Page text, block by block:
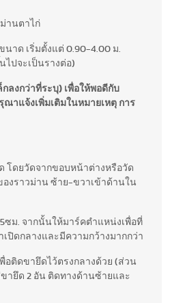
านตาไก่
นาด เริ่มตั้งแต่ 0.90-4.00 ม.
ไปจะเป็นรางต่อ)
ลงกว่าที่ระบุ) เพื่อให้พอดีกับ
าแจ้งเพิ่มเติมในหมายเหตุ การ
โดยวัดจากขอบหน้าต่างหรือวัด
งราวม่าน ซ้าย-ขวาเข้าด้านใน
ซม. จากนั้นให้มาร์คตำแหน่งเพื่อที่
ปิดกลางและมีความกว้างมากกว่า
พื่อติดขายึดไว้ตรงกลางด้วย (ส่วน
ายึด 2 อัน ติดทางด้านซ้ายและ